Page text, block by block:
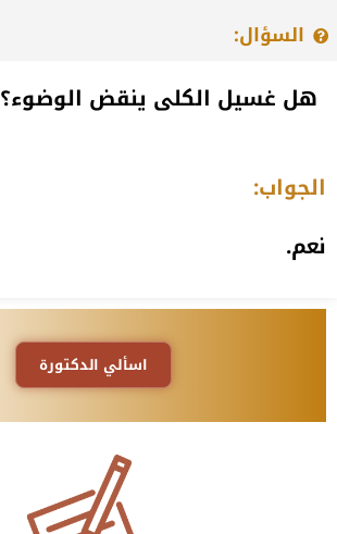
السؤال:
هل غسيل الكلى ينقض الوضوء؟
الجواب:
نعم.
اسألي الدكتورة